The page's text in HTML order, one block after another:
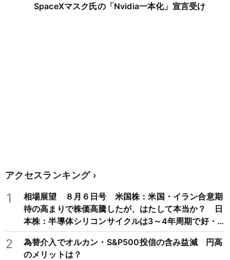
SpaceXマスク氏の「Nvidia一本化」宣言受け
アクセスランキング
1
相場展望 ８月６日号 米国株：米国・イラン合意期
待の高まりで株価高騰したが、はたして本当か？ 日
本株：半導体シリコンサイクルは3～4年周期で好・
不況を繰り返すため注意
2
為替介入でオルカン・S&P500投信の含み益減 円高
のメリットは？